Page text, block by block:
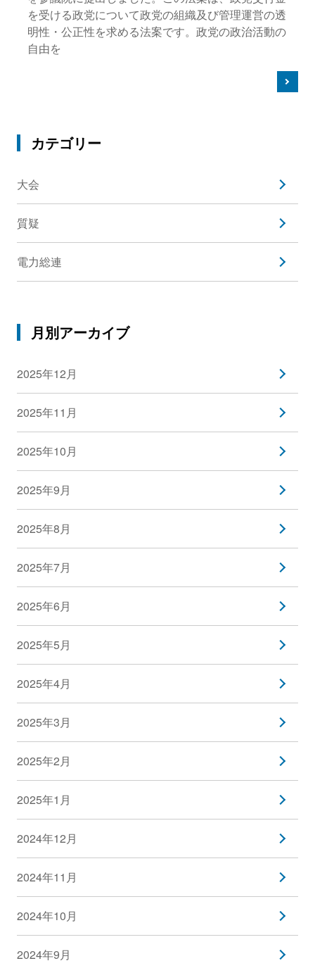
を受ける政党について政党の組織及び管理運営の透
明性・公正性を求める法案です。政党の政治活動の
自由を
カテゴリー
大会
質疑
電力総連
月別アーカイブ
2025年12月
2025年11月
2025年10月
2025年9月
2025年8月
2025年7月
2025年6月
2025年5月
2025年4月
2025年3月
2025年2月
2025年1月
2024年12月
2024年11月
2024年10月
2024年9月